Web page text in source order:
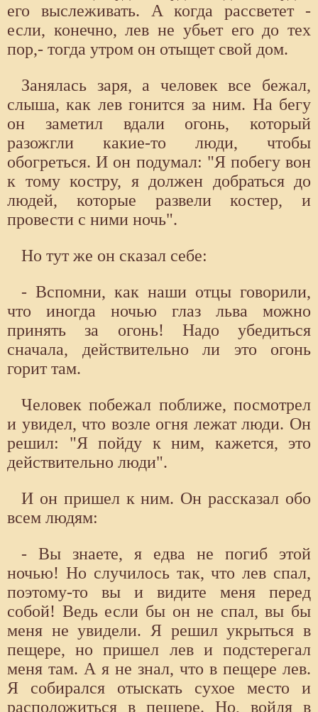
его выслеживать. А когда рассветет -
если, конечно, лев не убьет его до тех
пор,- тогда утром он отыщет свой дом.
Занялась заря, а человек все бежал,
слыша, как лев гонится за ним. На бегу
он заметил вдали огонь, который
разожгли какие-то люди, чтобы
обогреться. И он подумал: "Я побегу вон
к тому костру, я должен добраться до
людей, которые развели костер, и
провести с ними ночь".
Но тут же он сказал себе:
- Вспомни, как наши отцы говорили,
что иногда ночью глаз льва можно
принять за огонь! Надо убедиться
сначала, действительно ли это огонь
горит там.
Человек побежал поближе, посмотрел
и увидел, что возле огня лежат люди. Он
решил: "Я пойду к ним, кажется, это
действительно люди".
И он пришел к ним. Он рассказал обо
всем людям:
- Вы знаете, я едва не погиб этой
ночью! Но случилось так, что лев спал,
поэтому-то вы и видите меня перед
собой! Ведь если бы он не спал, вы бы
меня не увидели. Я решил укрыться в
пещере, но пришел лев и подстерегал
меня там. А я не знал, что в пещере лев.
Я собирался отыскать сухое место и
расположиться в пещере. Но, войдя в